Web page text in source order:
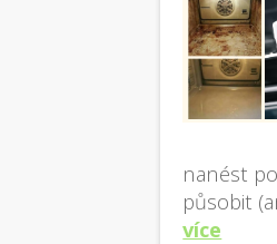
nanést
působit
více